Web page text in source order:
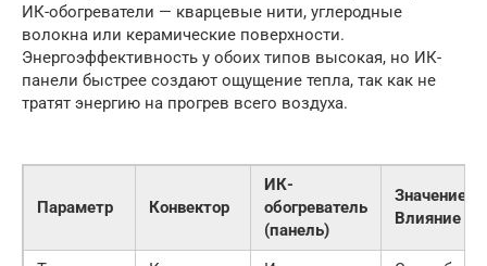
ИК-обогреватели — кварцевые нити, углеродные
волокна или керамические поверхности.
Энергоэффективность у обоих типов высокая, но ИК-
панели быстрее создают ощущение тепла, так как не
тратят энергию на прогрев всего воздуха.
Параметр Конвектор
ИК-
обогреватель
(панель)
Значение/
Влияние